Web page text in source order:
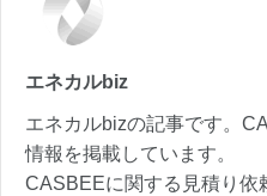
エネカルbiz
エネカルbizの記事です。
情報を掲載しています。
CASBEEに関する見積り依